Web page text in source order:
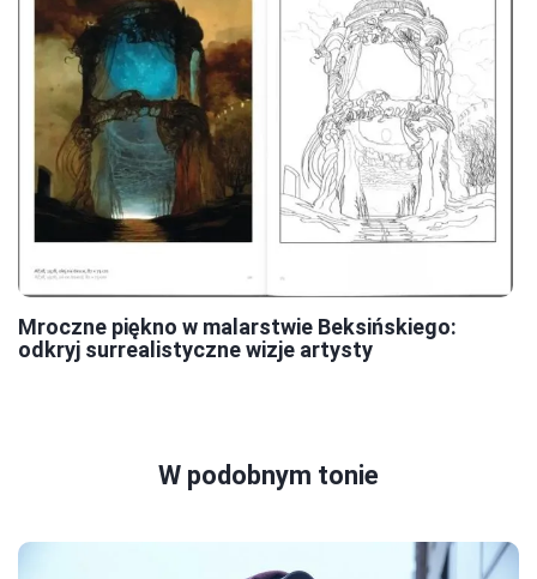
Mroczne piękno w malarstwie Beksińskiego:
odkryj surrealistyczne wizje artysty
W podobnym tonie